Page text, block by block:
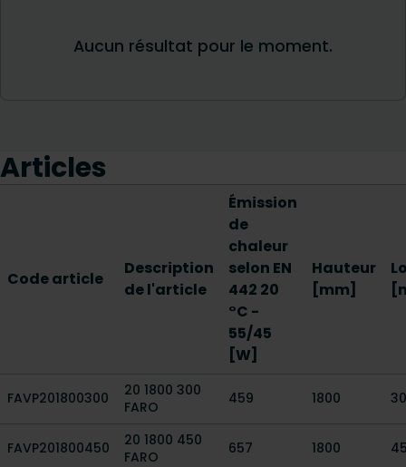
Articles
Code article
Description
de l'article
Émission
de
chaleur
selon EN
442 20
°C -
55/45
[W]
Hauteur
[mm]
FAVP201800300
20 1800 300
FARO
459 1800
FAVP201800450
20 1800 450
FARO
657 1800